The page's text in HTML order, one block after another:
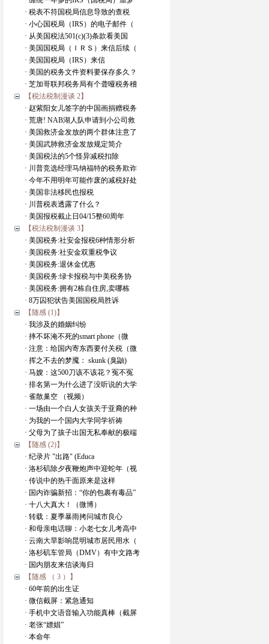
· 税表不符国税局信息导致的查税
· 小心国税局（IRS）的电子邮件（
· 从美国税法501(c)(3)条款看美国
· 美国国税局（ＩＲＳ）来信后续（
· 美国国税局（IRS）来信
· 美国的税务文件资料要保存多久？
· 芝加哥联邦税务局有个聋哑税务稽
【税法税制漫谈 2】
· 赵紫阳女儿签字的中国画捐赠税务
· 荒唐! NAB湖人队申请到小公司救
· 美国救济金发放的两个群体注意了
· 美国武肺救济金发放规定简介
· 美国税法的5个怪异减税扣除
· 川普竞选经理马纳福特的税务欺诈
· 今年不用明年可能作废的减税好处
· 美国非法移民也报税
· 川普税表透露了什么？
· 美国报税截止日04/15整60周年
【税法税制漫谈 3】
· 美国税务:社安金报税6种情形分析
· 美国税务:社安金双重税争议
· 美国税务:退休金优惠
· 美国税务:绿卡报税与中美税务协
· 美国税务:拥有2栋自住房,卖哪栋
· 8万囚犯状告美国国税局胜诉
【随感 (1)】
· 我涉及的婚姻纠纷
· 摔不坏淹不死的smart phone（微
· 注意：给国内寄东西要付关税（微
· 挥之不去的梦魇： skunk (臭鼬)
· 马嫂：这500刀该不该花？冤不冤
· 排名第一为什么进了没听说的大学
· 雀散巢空 （视频）
· 一场由一个白人女孩关于亚裔的种
· 为我的一个国内大学同学祈祷
· 父母为了孩子出国无私奉献的极端
【随感 (2)】
· 纪录片 "出路" (Educa
· 洛杉矶除夕夜鞭炮声中迎蛇年（视
· 传说中的热干面原来是这样
· 国内诈骗新招：“你的包裹有毒品”
· 十八大真大！（微博）
· 转载：夏季暴雨拷问城市良心
· 和母亲电话聊：小老七女儿考高中
· 云南大旱影响昆明城市居民用水（
· 洛杉矶车管局（DMV）有中文路考
· 国内朋友来信谈海归
【随感 （ 3 ）】
· 60年前的出生证
· 微信截屏：紧急通知
· 手机中文语音输入功能真棒（截屏
· 老张“嫖娼”
· 本命年